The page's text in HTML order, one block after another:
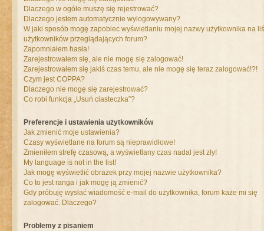
Dlaczego w ogóle muszę się rejestrować?
Dlaczego jestem automatycznie wylogowywany?
W jaki sposób mogę zapobiec wyświetlaniu mojej nazwy użytkownika na
użytkowników przeglądających forum?
Zapomniałem hasła!
Zarejestrowałem się, ale nie mogę się zalogować!
Zarejestrowałem się jakiś czas temu, ale nie mogę się teraz zalogować!?!
Czym jest COPPA?
Dlaczego nie mogę się zarejestrować?
Co robi funkcja „Usuń ciasteczka”?
Preferencje i ustawienia użytkowników
Jak zmienić moje ustawienia?
Czasy wyświetlane na forum są nieprawidłowe!
Zmieniłem strefę czasową, a wyświetlany czas nadal jest zły!
My language is not in the list!
Jak mogę wyświetlić obrazek przy mojej nazwie użytkownika?
Co to jest ranga i jak mogę ją zmienić?
Gdy próbuję wysłać wiadomość e-mail do użytkownika, forum każe mi się
zalogować. Dlaczego?
Problemy z pisaniem